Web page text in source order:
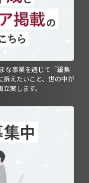
な事業を通じて「編集
訴えたいこと、世の中が
案します。